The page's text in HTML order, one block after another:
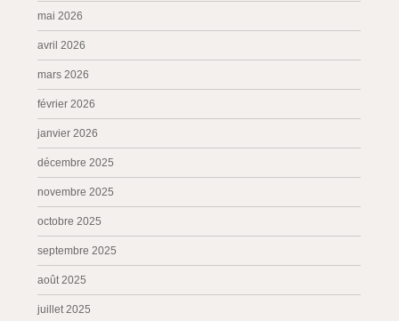
mai 2026
avril 2026
mars 2026
février 2026
janvier 2026
décembre 2025
novembre 2025
octobre 2025
septembre 2025
août 2025
juillet 2025